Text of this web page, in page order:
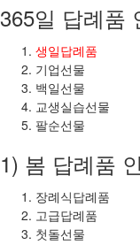
365일 답례품
생일답례품
기업선물
백일선물
교생실습선물
팔순선물
1) 봄 답례품
장례식답례품
고급답례품
첫돌선물